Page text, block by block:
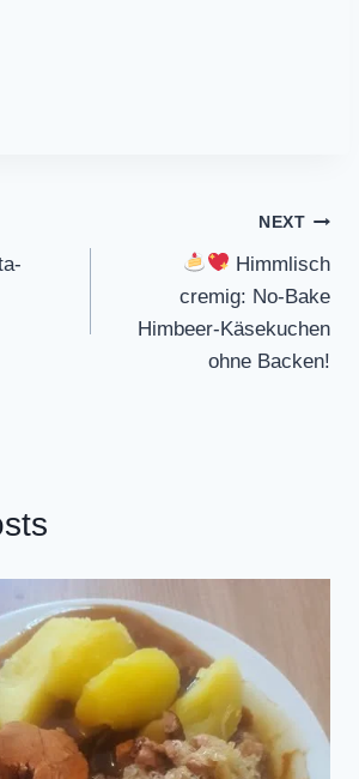
NEXT
Himmlisch
cremig: No-Bake
Himbeer-Käsekuchen
ohne Backen!